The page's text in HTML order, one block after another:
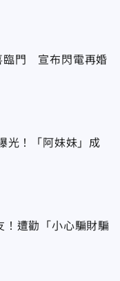
臨門 宣布閃電再婚
光！「阿妹妹」成
！遭勸「小心騙財騙